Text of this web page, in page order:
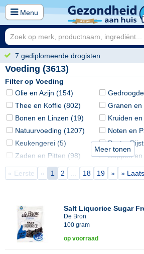
Menu
7 gediplomeerde drogisten
Voeding (3613)
Filter op Voeding
Olie en Azijn (154)
Thee en Koffie (802)
Bonen en Linzen (19)
Natuurvoeding (1207)
Keukengerei (5)
Zaden en Pitten (98)
Babyvoeding (82)
Dieetvoeding (7)
Granen en
Kruiden
Noten en
Pasta,
Sappen
Suikers en
Superfood
Meer tonen
« Eerste « 1 2 18 19 » »
Salt Liquorice Sugar
De Bron
100 gram
op voorraad